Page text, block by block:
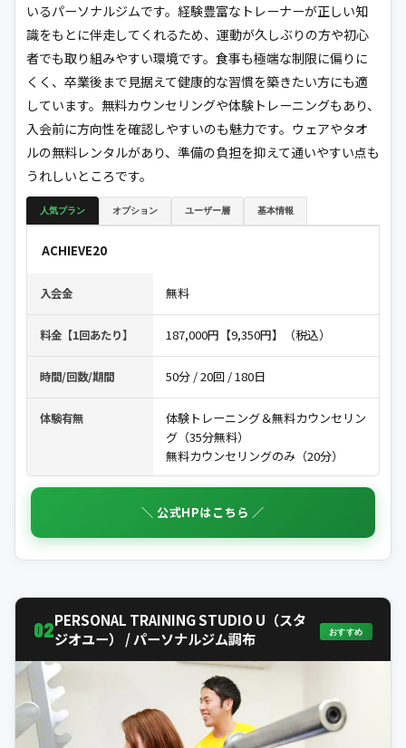
いるパーソナルジムです。経験豊富なトレーナーが正しい知
識をもとに伴走してくれるため、運動が久しぶりの方や初心
者でも取り組みやすい環境です。食事も極端な制限に偏りに
くく、卒業後まで見据えて健康的な習慣を築きたい方にも適
しています。無料カウンセリングや体験トレーニングもあり、
入会前に方向性を確認しやすいのも魅力です。ウェアやタオ
ルの無料レンタルがあり、準備の負担を抑えて通いやすい点も
うれしいところです。
人気プラン オプション ユーザー層 基本情報
ACHIEVE20
入会金 無料
料金【1回あたり】 187,000円【9,350円】（税込）
時間/回数/期間 50分 / 20回 / 180日
体験有無
体験トレーニング＆無料カウンセリン
グ（35分無料）
無料カウンセリングのみ（20分）
＼ 公式HPはこちら ／
02PERSONAL TRAINING STUDIO U（スタ
ジオユー） / パーソナルジム調布
おすすめ